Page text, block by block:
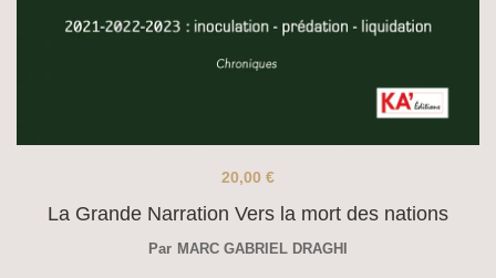
La Grande Narration Vers la mort des nations
20,00 €
Par MARC GABRIEL DRAGHI